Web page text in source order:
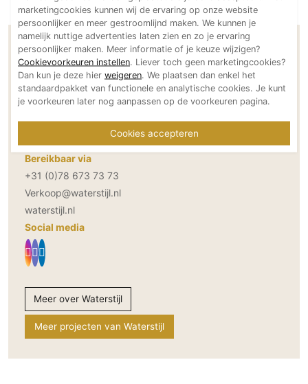
Stucwerk
Spuitwerk
Technologie
Audio/Video
Thuisbioscoop
Mirror TV
Fitnessapparatuur
Aannemers Interieur
Akoestiek
Wellness
Wijnkelder en wijnkasten
Contactgegevens Waterstijl
Adresgegevens
Aventurijn 196
3316 LB Dordrecht
Bereikbaar via
+31 (0)78 673 73 73
Verkoop@waterstijl.nl
waterstijl.nl
Social media
Meer over Waterstijl
Meer projecten van Waterstijl
marketingcookies kunnen wij de ervaring op onze website
persoonlijker en meer gestroomlijnd maken. We kunnen je
namelijk nuttige advertenties laten zien en zo je ervaring
persoonlijker maken. Meer informatie of je keuze wijzigen?
Cookievoorkeuren instellen. Liever toch geen marketingcookies?
Dan kun je deze hier weigeren. We plaatsen dan enkel het
standaardpakket van functionele en analytische cookies. Je kunt
je voorkeuren later nog aanpassen op de voorkeuren pagina.
Cookies accepteren